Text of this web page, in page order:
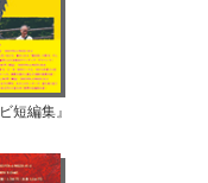
短編集』